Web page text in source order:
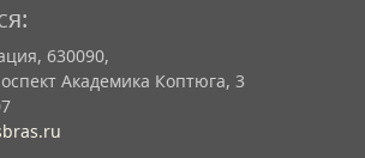
630090,
Академика Коптюга, 3